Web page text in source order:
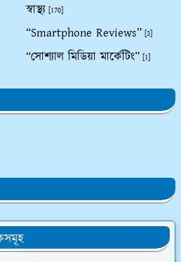
স্বাস্থ্য [170]
“Smartphone Reviews” [3]
“সোশ্যাল মিডিয়া মার্কেটিং” [1]